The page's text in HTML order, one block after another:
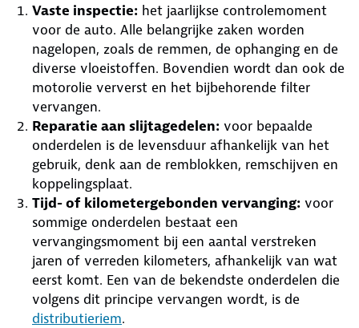
Vaste inspectie: het jaarlijkse controlemoment
voor de auto. Alle belangrijke zaken worden
nagelopen, zoals de remmen, de ophanging en de
diverse vloeistoffen. Bovendien wordt dan ook de
motorolie ververst en het bijbehorende filter
vervangen.
Reparatie aan slijtagedelen: voor bepaalde
onderdelen is de levensduur afhankelijk van het
gebruik, denk aan de remblokken, remschijven en
koppelingsplaat.
Tijd- of kilometergebonden vervanging: voor
sommige onderdelen bestaat een
vervangingsmoment bij een aantal verstreken
jaren of verreden kilometers, afhankelijk van wat
eerst komt. Een van de bekendste onderdelen die
volgens dit principe vervangen wordt, is de
distributieriem.